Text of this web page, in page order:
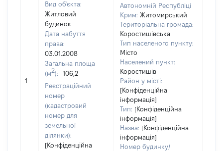
1
Вид об'єкта:
Житловий
будинок
Дата набуття
права:
03.01.2008
Загальна площа
(м2):
106,2
Реєстраційний
номер
(кадастровий
номер для
земельної
ділянки):
[Конфіденційна
Автономній Республіці
Крим: Житомирський
Територіальна громада:
Коростишівська
Тип населеного пункту:
Місто
Населений пункт:
Коростишів
Район у місті:
[Конфіденційна
інформація]
Тип: [Конфіденційна
інформація]
Назва: [Конфіденційна
інформація]
Номер будинку/